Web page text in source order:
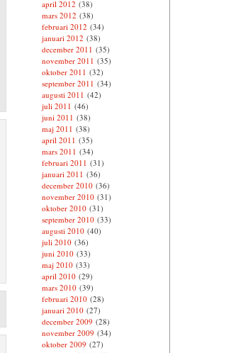
april 2012 (38)
mars 2012 (38)
februari 2012 (34)
januari 2012 (38)
december 2011 (35)
november 2011 (35)
oktober 2011 (32)
september 2011 (34)
augusti 2011 (42)
juli 2011 (46)
juni 2011 (38)
maj 2011 (38)
april 2011 (35)
mars 2011 (34)
februari 2011 (31)
januari 2011 (36)
december 2010(36)
november 2010(31)
oktober 2010(31)
september 2010(33)
augusti 2010(40)
juli 2010(36)
juni 2010(33)
maj 2010(33)
april 2010(29)
mars 2010(39)
februari 2010(28)
januari 2010(27)
december 2009 (28)
november 2009 (34)
oktober 2009 (27)